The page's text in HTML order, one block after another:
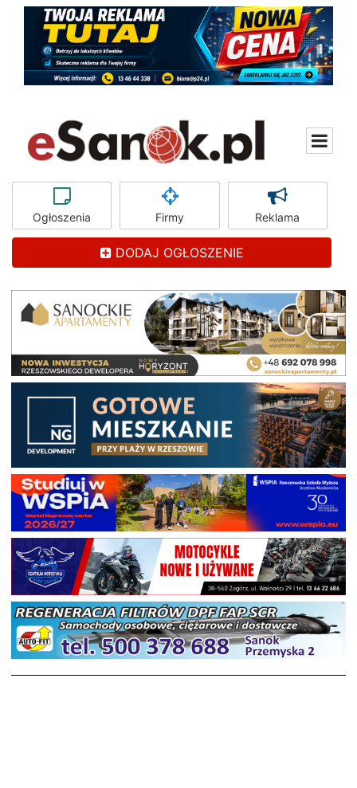
Ogłoszenia Firmy Reklama
DODAJ OGŁOSZENIE